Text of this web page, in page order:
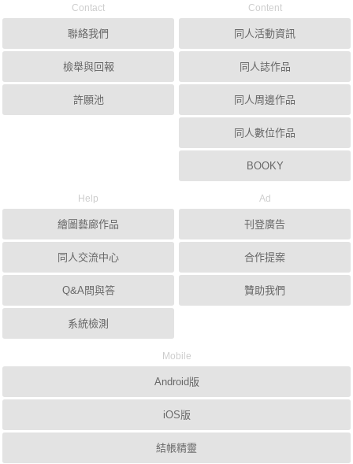
Contact
聯絡我們
檢舉與回報
許願池
Content
同人活動資訊
同人誌作品
同人周邊作品
同人數位作品
BOOKY
Help
繪圖藝廊作品
同人交流中心
Q&A問與答
系統檢測
Ad
刊登廣告
合作提案
贊助我們
Mobile
Android版
iOS版
結帳精靈